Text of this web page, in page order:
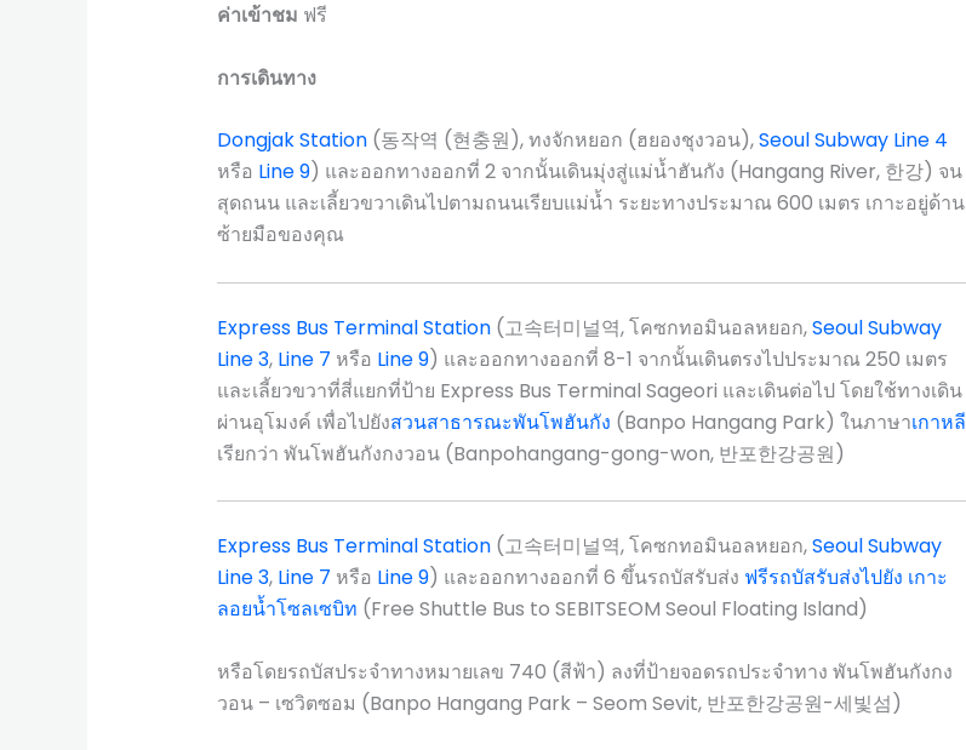
ค่าเข้าชม ฟรี
การเดินทาง
Dongjak Station(동작역 (현충원), ทงจักหยอก (ฮยองชุงวอน),Seoul Subway Line 4
หรือ Line 9) และออกทางออกที่ 2 จากนั้นเดินมุ่งสู่แม่น้ำฮันกัง (Hangang River, 한강) จน
สุดถนน และเลี้ยวขวาเดินไปตามถนนเรียบแม่น้ำ ระยะทางประมาณ 600 เมตร เกาะอยู่ด้าน
ซ้ายมือของคุณ
Express Bus Terminal Station(고속터미널역, โคซกทอมินอลหยอก,Seoul Subway
Line 3, Line 7 หรือ Line 9) และออกทางออกที่ 8-1 จากนั้นเดินตรงไปประมาณ 250 เมตร
และเลี้ยวขวาที่สี่แยกที่ป้าย Express Bus Terminal Sageori และเดินต่อไป โดยใช้ทางเดิน
ผ่านอุโมงค์ เพื่อไปยังสวนสาธารณะพันโพฮันกัง (Banpo Hangang Park) ในภาษาเกาหลี
เรียกว่า พันโพฮันกังกงวอน (Banpohangang-gong-won, 반포한강공원)
Express Bus Terminal Station(고속터미널역, โคซกทอมินอลหยอก,Seoul Subway
Line 3, Line 7 หรือ Line 9) และออกทางออกที่ 6 ขึ้นรถบัสรับส่ง ฟรีรถบัสรับส่งไปยัง เกาะ
ลอยน้ำโซลเซบิท (Free Shuttle Bus to SEBITSEOM Seoul Floating Island)
หรือโดยรถบัสประจำทางหมายเลข 740 (สีฟ้า) ลงที่ป้ายจอดรถประจำทาง พันโพฮันกังกง
วอน – เซวิตซอม (Banpo Hangang Park – Seom Sevit, 반포한강공원-세빛섬)